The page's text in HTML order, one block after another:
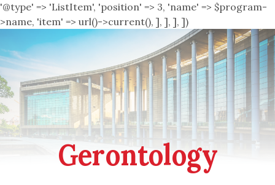
'@type' => 'ListItem', 'position' => 3, 'name' => $program-
>name, 'item' => url()->current(), ], ], ], ])
Gerontology